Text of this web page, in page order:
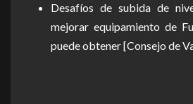
Desafíos de subida de
mejorar equipamiento de
puede obtener [Consejo de